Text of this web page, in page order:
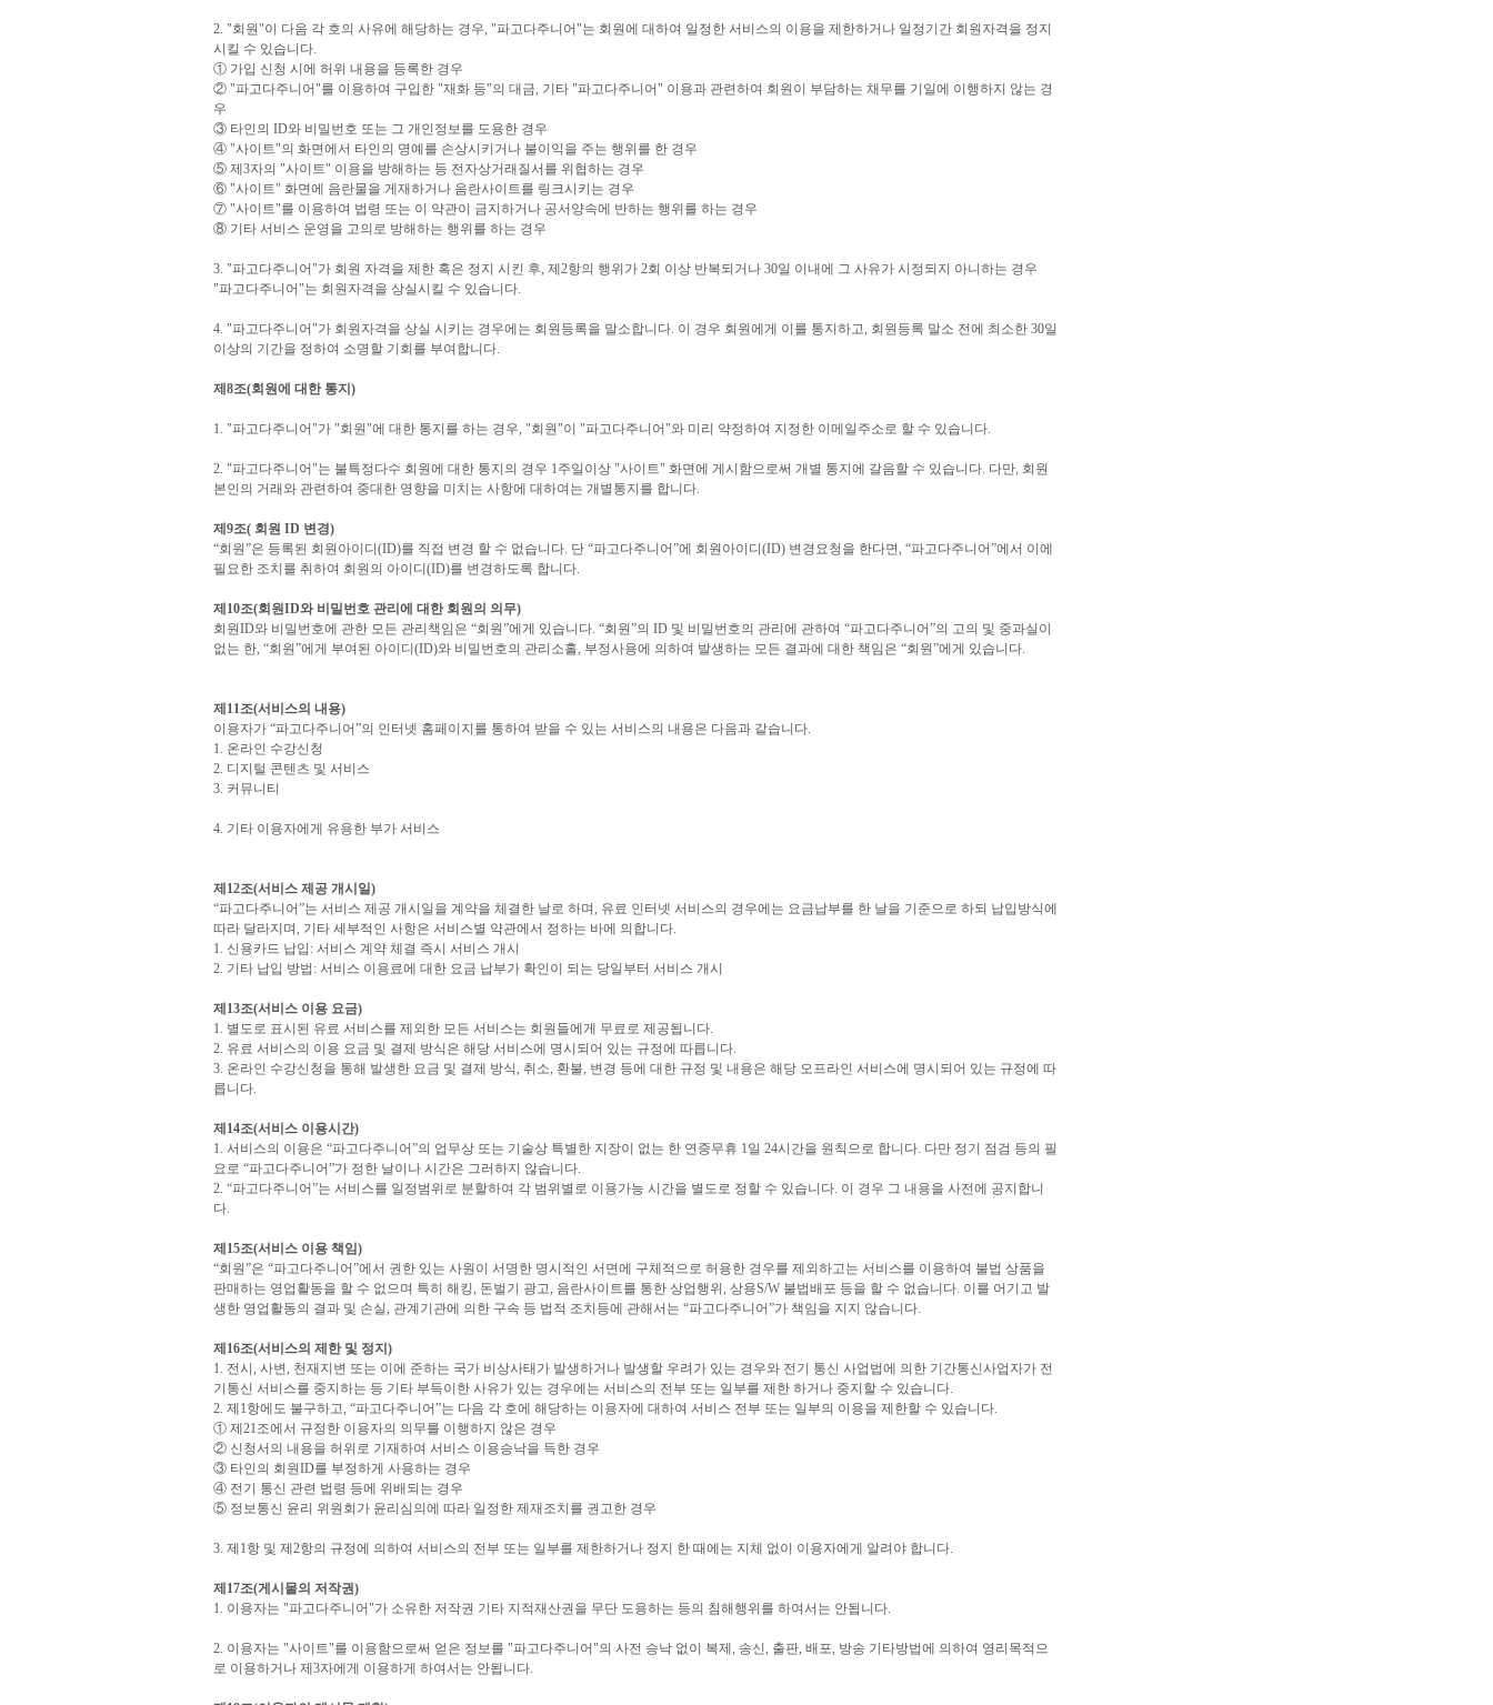
2. "회원"이 다음 각 호의 사유에 해당하는 경우, "파고다주니어"는 회원에 대하여 일정한 서비스의 이용을 제한하거나 일정기간 회원자격을 정지
시킬 수 있습니다.
① 가입 신청 시에 허위 내용을 등록한 경우
② "파고다주니어"를 이용하여 구입한 "재화 등"의 대금, 기타 "파고다주니어" 이용과 관련하여 회원이 부담하는 채무를 기일에 이행하지 않는 경
우
③ 타인의 ID와 비밀번호 또는 그 개인정보를 도용한 경우
④ "사이트"의 화면에서 타인의 명예를 손상시키거나 불이익을 주는 행위를 한 경우
⑤ 제3자의 "사이트" 이용을 방해하는 등 전자상거래질서를 위협하는 경우
⑥ "사이트" 화면에 음란물을 게재하거나 음란사이트를 링크시키는 경우
⑦ "사이트"를 이용하여 법령 또는 이 약관이 금지하거나 공서양속에 반하는 행위를 하는 경우
⑧ 기타 서비스 운영을 고의로 방해하는 행위를 하는 경우
3. "파고다주니어"가 회원 자격을 제한 혹은 정지 시킨 후, 제2항의 행위가 2회 이상 반복되거나 30일 이내에 그 사유가 시정되지 아니하는 경우
"파고다주니어"는 회원자격을 상실시킬 수 있습니다.
4. "파고다주니어"가 회원자격을 상실 시키는 경우에는 회원등록을 말소합니다. 이 경우 회원에게 이를 통지하고, 회원등록 말소 전에 최소한 30일
이상의 기간을 정하여 소명할 기회를 부여합니다.
제8조(회원에 대한 통지)
1. "파고다주니어"가 "회원"에 대한 통지를 하는 경우, "회원"이 "파고다주니어"와 미리 약정하여 지정한 이메일주소로 할 수 있습니다.
2. "파고다주니어"는 불특정다수 회원에 대한 통지의 경우 1주일이상 "사이트" 화면에 게시함으로써 개별 통지에 갈음할 수 있습니다. 다만, 회원
본인의 거래와 관련하여 중대한 영향을 미치는 사항에 대하여는 개별통지를 합니다.
제9조( 회원 ID 변경)
“회원”은 등록된 회원아이디(ID)를 직접 변경 할 수 없습니다. 단 “파고다주니어”에 회원아이디(ID) 변경요청을 한다면, “파고다주니어”에서 이에
필요한 조치를 취하여 회원의 아이디(ID)를 변경하도록 합니다.
제10조(회원ID와 비밀번호 관리에 대한 회원의 의무)
회원ID와 비밀번호에 관한 모든 관리책임은 “회원”에게 있습니다. “회원”의 ID 및 비밀번호의 관리에 관하여 “파고다주니어”의 고의 및 중과실이
없는 한, “회원”에게 부여된 아이디(ID)와 비밀번호의 관리소홀, 부정사용에 의하여 발생하는 모든 결과에 대한 책임은 “회원”에게 있습니다.
제11조(서비스의 내용)
이용자가 “파고다주니어”의 인터넷 홈페이지를 통하여 받을 수 있는 서비스의 내용은 다음과 같습니다.
1. 온라인 수강신청
2. 디지털 콘텐츠 및 서비스
3. 커뮤니티
4. 기타 이용자에게 유용한 부가 서비스
제12조(서비스 제공 개시일)
“파고다주니어”는 서비스 제공 개시일을 계약을 체결한 날로 하며, 유료 인터넷 서비스의 경우에는 요금납부를 한 날을 기준으로 하되 납입방식에
따라 달라지며, 기타 세부적인 사항은 서비스별 약관에서 정하는 바에 의합니다.
1. 신용카드 납입: 서비스 계약 체결 즉시 서비스 개시
2. 기타 납입 방법: 서비스 이용료에 대한 요금 납부가 확인이 되는 당일부터 서비스 개시
제13조(서비스 이용 요금)
1. 별도로 표시된 유료 서비스를 제외한 모든 서비스는 회원들에게 무료로 제공됩니다.
2. 유료 서비스의 이용 요금 및 결제 방식은 해당 서비스에 명시되어 있는 규정에 따릅니다.
3. 온라인 수강신청을 통해 발생한 요금 및 결제 방식, 취소, 환불, 변경 등에 대한 규정 및 내용은 해당 오프라인 서비스에 명시되어 있는 규정에 따
릅니다.
제14조(서비스 이용시간)
1. 서비스의 이용은 “파고다주니어”의 업무상 또는 기술상 특별한 지장이 없는 한 연중무휴 1일 24시간을 원칙으로 합니다. 다만 정기 점검 등의 필
요로 “파고다주니어”가 정한 날이나 시간은 그러하지 않습니다.
2. “파고다주니어”는 서비스를 일정범위로 분할하여 각 범위별로 이용가능 시간을 별도로 정할 수 있습니다. 이 경우 그 내용을 사전에 공지합니
다.
제15조(서비스 이용 책임)
“회원”은 “파고다주니어”에서 권한 있는 사원이 서명한 명시적인 서면에 구체적으로 허용한 경우를 제외하고는 서비스를 이용하여 불법 상품을
판매하는 영업활동을 할 수 없으며 특히 해킹, 돈벌기 광고, 음란사이트를 통한 상업행위, 상용S/W 불법배포 등을 할 수 없습니다. 이를 어기고 발
생한 영업활동의 결과 및 손실, 관계기관에 의한 구속 등 법적 조치등에 관해서는 “파고다주니어”가 책임을 지지 않습니다.
제16조(서비스의 제한 및 정지)
1. 전시, 사변, 천재지변 또는 이에 준하는 국가 비상사태가 발생하거나 발생할 우려가 있는 경우와 전기 통신 사업법에 의한 기간통신사업자가 전
기통신 서비스를 중지하는 등 기타 부득이한 사유가 있는 경우에는 서비스의 전부 또는 일부를 제한 하거나 중지할 수 있습니다.
2. 제1항에도 불구하고, “파고다주니어”는 다음 각 호에 해당하는 이용자에 대하여 서비스 전부 또는 일부의 이용을 제한할 수 있습니다.
① 제21조에서 규정한 이용자의 의무를 이행하지 않은 경우
② 신청서의 내용을 허위로 기재하여 서비스 이용승낙을 득한 경우
③ 타인의 회원ID를 부정하게 사용하는 경우
④ 전기 통신 관련 법령 등에 위배되는 경우
⑤ 정보통신 윤리 위원회가 윤리심의에 따라 일정한 제재조치를 권고한 경우
3. 제1항 및 제2항의 규정에 의하여 서비스의 전부 또는 일부를 제한하거나 정지 한 때에는 지체 없이 이용자에게 알려야 합니다.
제17조(게시물의 저작권)
1. 이용자는 "파고다주니어"가 소유한 저작권 기타 지적재산권을 무단 도용하는 등의 침해행위를 하여서는 안됩니다.
2. 이용자는 "사이트"를 이용함으로써 얻은 정보를 "파고다주니어"의 사전 승낙 없이 복제, 송신, 출판, 배포, 방송 기타방법에 의하여 영리목적으
로 이용하거나 제3자에게 이용하게 하여서는 안됩니다.